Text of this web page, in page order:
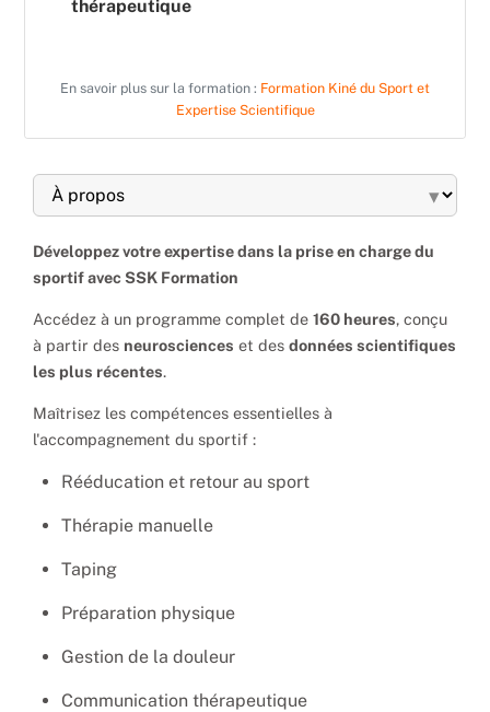
thérapeutique
En savoir plus sur la formation : Formation Kiné du Sport et
Expertise Scientifique
▾
Développez votre expertise dans la prise en charge du
sportif avec SSK Formation
Accédez à un programme complet de160 heures, conçu
à partir des neurosciences et desdonnées scientifiques
les plus récentes.
Maîtrisez les compétences essentielles à
l'accompagnement du sportif :
Rééducation et retour au sport
Thérapie manuelle
Taping
Préparation physique
Gestion de la douleur
Communication thérapeutique